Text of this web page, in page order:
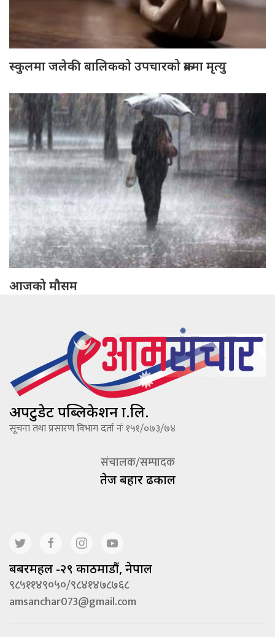
स्कुलमा जलेकी बालिकको उपचारको क्रममा मृत्यु
आजको मौसम
अपटुडेट पब्लिकेशन प्रा.लि.
सूचना तथा प्रसारण विभाग दर्ता नंः १५१/०७३/७४
संचालक/सम्पादक
तेज बहादूर ढकाल
बबरमहल -२९ काठमाडौं, नेपाल
९८५११४९०५०/९८४१४७८७६८
amsanchar073@gmail.com